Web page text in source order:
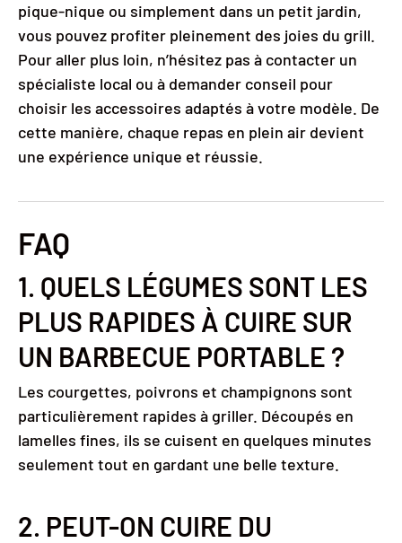
pique-nique ou simplement dans un petit jardin,
vous pouvez profiter pleinement des joies du grill.
Pour aller plus loin, n’hésitez pas à contacter un
spécialiste local ou à demander conseil pour
choisir les accessoires adaptés à votre modèle. De
cette manière, chaque repas en plein air devient
une expérience unique et réussie.
FAQ
1. QUELS LÉGUMES SONT LES
PLUS RAPIDES À CUIRE SUR
UN BARBECUE PORTABLE ?
Les courgettes, poivrons et champignons sont
particulièrement rapides à griller. Découpés en
lamelles fines, ils se cuisent en quelques minutes
seulement tout en gardant une belle texture.
2. PEUT-ON CUIRE DU